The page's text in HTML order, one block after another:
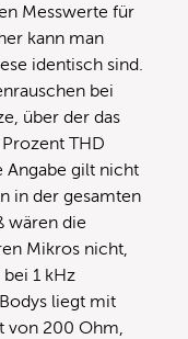
Messwerte für
kann man
identisch sind.
bei
über der das
THD
Angabe gilt nicht
in der gesamten
wären die
Mikros nicht,
1 kHz
liegt mit
von 200 Ohm,